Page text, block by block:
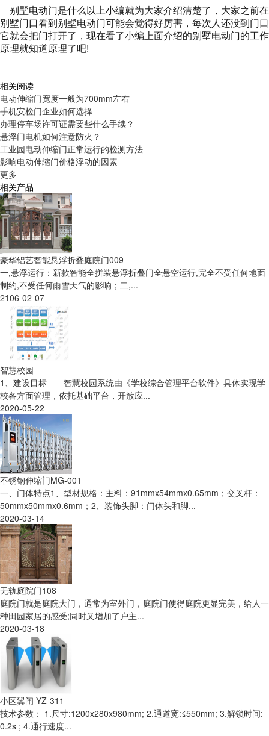
别墅电动门是什么以上小编就为大家介绍清楚了，大家之前在
别墅门口看到 别墅电动门可能会觉得好厉害，每次人还没到门口
它就会把门打开了，现在看了小编上面介绍的别墅电动门的工作
原理就知道原理了吧!
相关阅读
电动伸缩门宽度一般为700mm左右
手机安检门企业如何选择
办理停车场许可证需要些什么手续？
悬浮门电机如何注意防火？
工业园电动伸缩门正常运行的检测方法
影响电动伸缩门价格浮动的因素
更多
相关产品
豪华铝艺智能悬浮折叠庭院门009
一,悬浮运行：新款智能全拼装悬浮折叠门全悬空运行,完全不受任何地面
制约,不受任何雨雪天气的影响；二,...
2106-02-07
智慧校园
1、建设目标 智慧校园系统由《学校综合管理平台软件》具体实现学
校各方面管理，依托基础平台，开放应...
2020-05-22
不锈钢伸缩门MG-001
一、门体特点1、型材规格：主料：91mmx54mmx0.65mm；交叉杆：
50mmx50mmx0.6mm；2、装饰头脚：门体头和脚...
2020-03-14
无轨庭院门108
庭院门就是庭院大门，通常为室外门，庭院门使得庭院更显完美，给人一
种田园家居的感受;同时又增加了户主...
2020-03-18
小区翼闸 YZ-311
技术参数： 1.尺寸:1200x280x980mm; 2.通道宽:≤550mm; 3.解锁时间:
0.2s ; 4.通行速度...